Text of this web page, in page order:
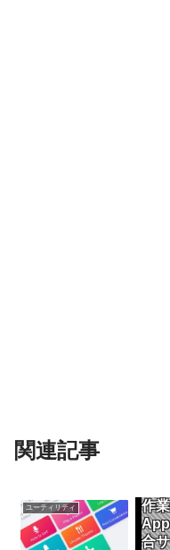
関連記事
ユーティリティ
作
合